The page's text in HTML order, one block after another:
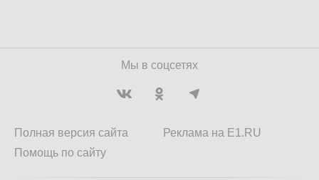
Мы в соцсетях
Полная версия сайта
Помощь по сайту
Реклама на E1.RU